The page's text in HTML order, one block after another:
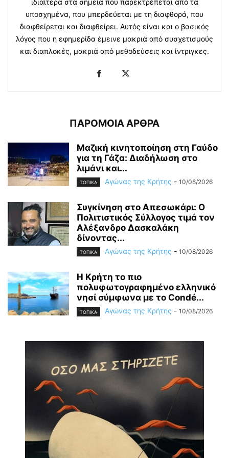
ιδιαίτερα στα σημεία που παρεκτρέπεται από τα
υποσχημένα, που μπερδεύεται με τη διαφθορά, που
διαφθείρεται και διαφθείρει. Αυτός είναι και ο βασικός
λόγος που η εφημερίδα έμεινε μακριά από συσχετισμούς
και διαπλοκές, μακριά από μεθοδεύσεις και ίντριγκες.
ΠΑΡΟΜΟΙΑ ΑΡΘΡΑ
Μαζική κινητοποίηση στη Γαύδο
για τη Γάζα: Διαδήλωση στο
λιμάνι και...
ΤΟΠΙΚΑ Αγώνας της Κρήτης - 10/08/2026
Συγκίνηση στο Απεσωκάρι: Ο
Πολιτιστικός Σύλλογος τιμά τον
Αλέξανδρο Δασκαλάκη
δίνοντας...
ΤΟΠΙΚΑ Αγώνας της Κρήτης - 10/08/2026
Η Κρήτη το πιο
πολυφωτογραφημένο ελληνικό
νησί σύμφωνα με το Condé...
ΤΟΠΙΚΑ Αγώνας της Κρήτης - 10/08/2026